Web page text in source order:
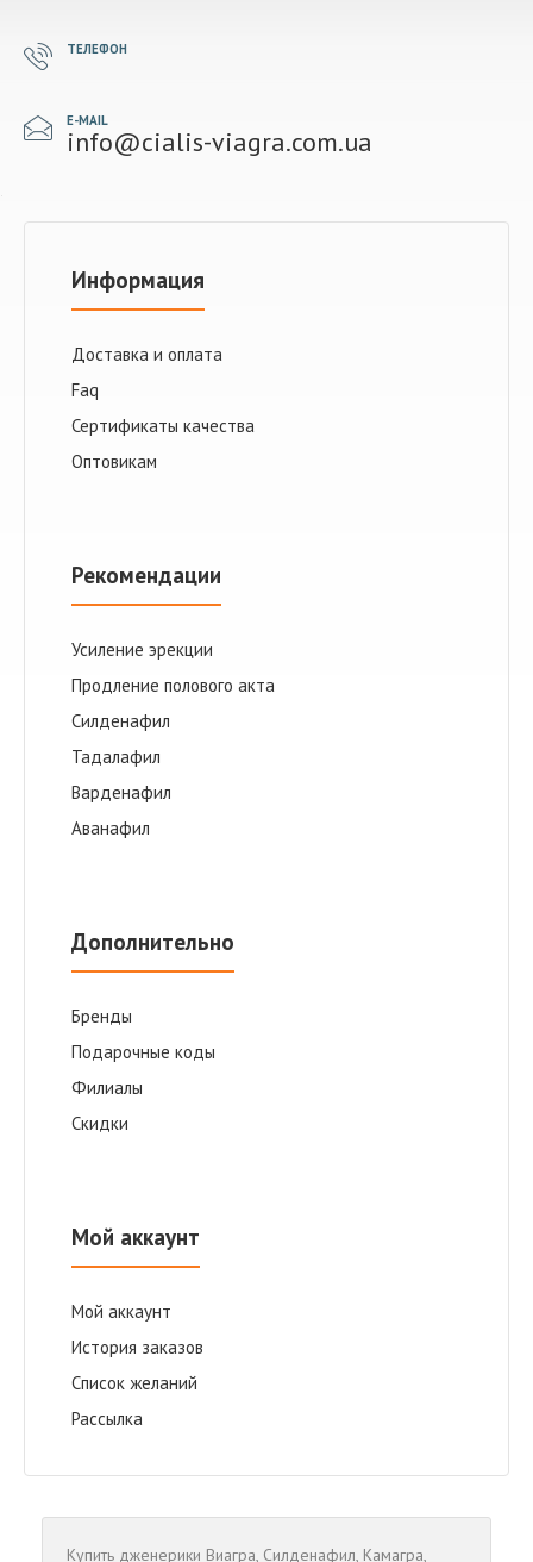
ТЕЛЕФОН
E-MAIL
info@cialis-viagra.com.ua
Информация
Доставка и оплата
Faq
Сертификаты качества
Оптовикам
Рекомендации
Усиление эрекции
Продление полового акта
Cилденафил
Тадалафил
Варденафил
Аванафил
Дополнительно
Бренды
Подарочные коды
Филиалы
Скидки
Мой аккаунт
Мой аккаунт
История заказов
Список желаний
Рассылка
Купить дженерики Виагра, Cилденафил, Камагра,